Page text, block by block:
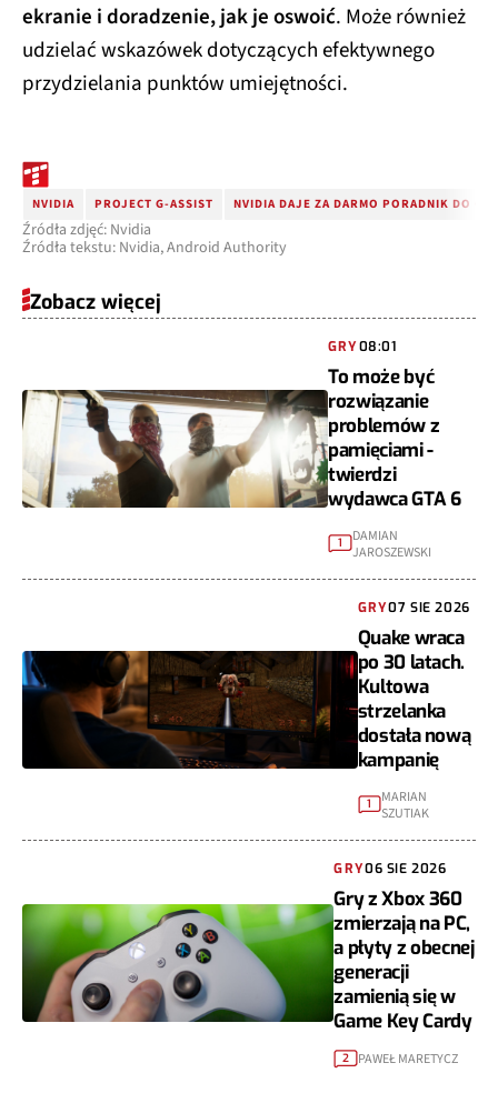
ekranie i doradzenie, jak je oswoić. Może również
udzielać wskazówek dotyczących efektywnego
przydzielania punktów umiejętności.
NVIDIA PROJECT G-ASSIST NVIDIA DAJE ZA DARMO PORADNIK DO
Źródła zdjęć: Nvidia
Źródła tekstu: Nvidia, Android Authority
Zobacz więcej
GRY08:01
To może być
rozwiązanie
problemów z
pamięciami -
twierdzi
wydawca GTA 6
1
DAMIAN
JAROSZEWSKI
GRY07 SIE 2026
Quake wraca
po 30 latach.
Kultowa
strzelanka
dostała nową
kampanię
1
MARIAN
SZUTIAK
GRY06 SIE 2026
Gry z Xbox 360
zmierzają na PC,
a płyty z obecnej
generacji
zamienią się w
Game Key Cardy
2 PAWEŁ MARETYCZ